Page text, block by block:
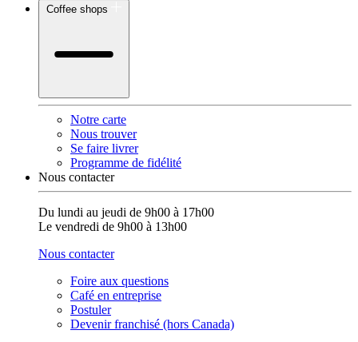
Coffee shops
Notre carte
Nous trouver
Se faire livrer
Programme de fidélité
Nous contacter
Du lundi au jeudi de 9h00 à 17h00
Le vendredi de 9h00 à 13h00
Nous contacter
Foire aux questions
Café en entreprise
Postuler
Devenir franchisé (hors Canada)